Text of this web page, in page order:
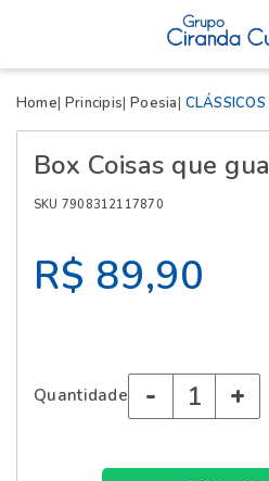
Home Principis Poesia
Box Coisas que
SKU 7908312117870
R$ 89,90
Quantidade - +